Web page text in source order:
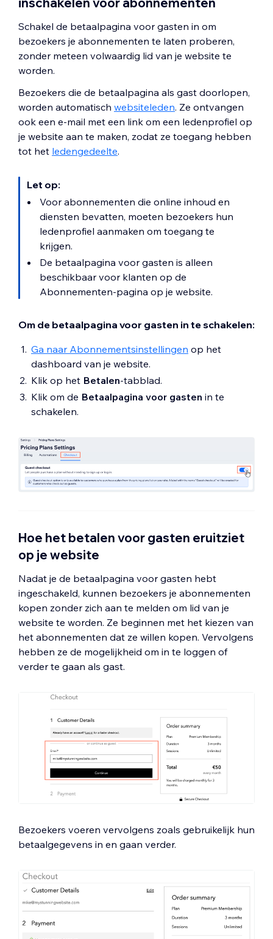
Schakel de betaalpagina voor gasten in om
bezoekers je abonnementen te laten proberen,
zonder meteen volwaardig lid van je website te
worden.
Bezoekers die de betaalpagina als gast doorlopen,
worden automatisch websiteleden. Ze ontvangen
ook een e-mail met een link om een ledenprofiel op
je website aan te maken, zodat ze toegang hebben
tot het ledengedeelte.
Let op:
Voor abonnementen die online inhoud en
diensten bevatten, moeten bezoekers hun
ledenprofiel aanmaken om toegang te
krijgen.
De betaalpagina voor gasten is alleen
beschikbaar voor klanten op de
Abonnementen-pagina op je website.
Om de betaalpagina voor gasten in te schakelen:
Ga naar Abonnementsinstellingen op het
dashboard van je website.
Klik op het Betalen-tabblad.
Klik om de Betaalpagina voor gasten in te
schakelen.
Hoe het betalen voor gasten eruitziet
op je website
Nadat je de betaalpagina voor gasten hebt
ingeschakeld, kunnen bezoekers je abonnementen
kopen zonder zich aan te melden om lid van je
website te worden. Ze beginnen met het kiezen van
het abonnementen dat ze willen kopen. Vervolgens
hebben ze de mogelijkheid om in te loggen of
verder te gaan als gast.
Bezoekers voeren vervolgens zoals gebruikelijk hun
betaalgegevens in en gaan verder.